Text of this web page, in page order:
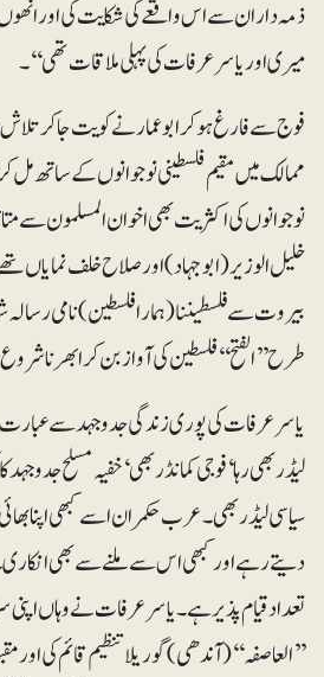
ذمہ داران سے اس واقعے کی شکایت کی اور انھوں
میری اور یاسر عرفات کی پہلی ملاقات تھی‘‘۔
فوج سے فارغ ہو کر ابوعمار نے کویت جاکر
ممالک میں مقیم فلسطینی نوجوانوں کے ساتھ مل کر
نوجوانوں کی اکثریت بھی اخوان المسلمون سے
بیروت سے فلسطیننا (ہمارا فلسطین) نامی رسالہ
طرح ’’الفتح‘‘ فلسطین کی آواز بن کر ابھرنا
یاسر عرفات کی پوری زندگی جدوجہد سے
لیڈر بھی رہا‘ فوجی کمانڈر بھی‘ خفیہ مسلح جدوجہد
سیاسی لیڈر بھی۔ عرب حکمران اسے کبھی اپنا
دیتے رہے اور کبھی اس سے ملنے سے بھی
تعداد قیام پذیر ہے۔ یاسر عرفات نے وہاں اپنی
’’العاصفہ‘‘ (آندھی) گوریلا تنظیم قائم کی اور